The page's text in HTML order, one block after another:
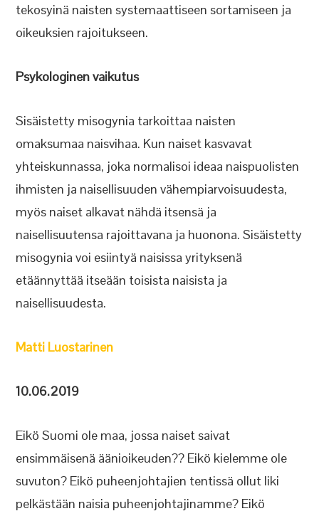
tekosyinä naisten systemaattiseen sortamiseen ja
oikeuksien rajoitukseen.
Psykologinen vaikutus
Sisäistetty misogynia tarkoittaa naisten
omaksumaa naisvihaa. Kun naiset kasvavat
yhteiskunnassa, joka normalisoi ideaa naispuolisten
ihmisten ja naisellisuuden vähempiarvoisuudesta,
myös naiset alkavat nähdä itsensä ja
naisellisuutensa rajoittavana ja huonona. Sisäistetty
misogynia voi esiintyä naisissa yrityksenä
etäännyttää itseään toisista naisista ja
naisellisuudesta.
Matti Luostarinen
10.06.2019
Eikö Suomi ole maa, jossa naiset saivat
ensimmäisenä äänioikeuden?? Eikö kielemme ole
suvuton? Eikö puheenjohtajien tentissä ollut liki
pelkästään naisia puheenjohtajinamme? Eikö